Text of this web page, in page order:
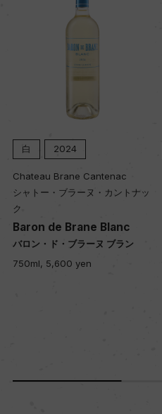
白 2024
Chateau Brane Cantenac
シャトー・ブラーヌ・カントナッ
ク
Baron de Brane Blanc
バロン・ド・ブラーヌ ブラン
750ml, 5,600 yen